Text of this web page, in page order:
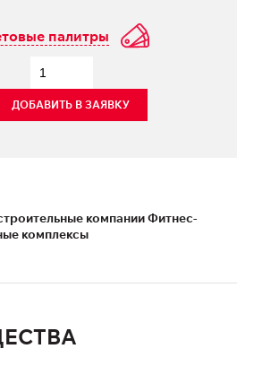
палитры
ДОБАВИТЬ В ЗАЯВКУ
компании Фитнес-
комплексы